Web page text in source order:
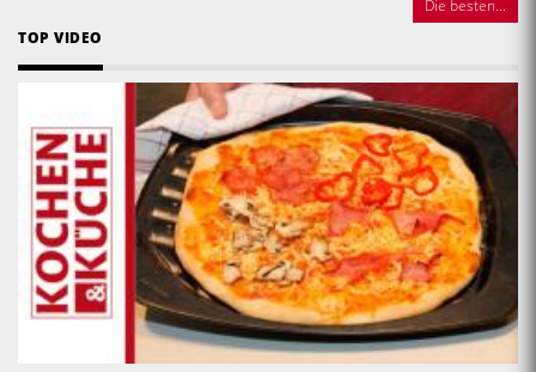
Die besten...
TOP VIDEO